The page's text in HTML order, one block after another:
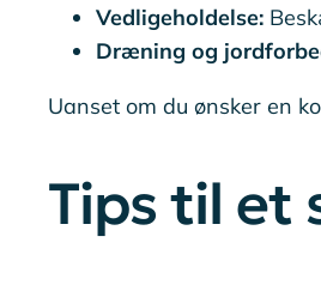
Vedligeholdelse:
Dræning og
Uanset om du ønsker en
Tips til et